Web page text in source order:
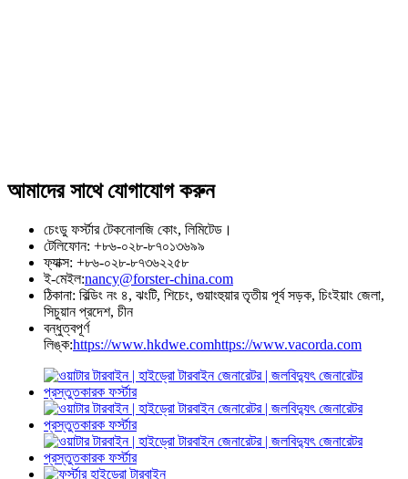
আমাদের সাথে যোগাযোগ করুন
চেংডু ফর্স্টার টেকনোলজি কোং, লিমিটেড।
টেলিফোন: +৮৬-০২৮-৮৭০১৩৬৯৯
ফ্যাক্স: +৮৬-০২৮-৮৭৩৬২২৫৮
ই-মেইল:nancy@forster-china.com
ঠিকানা: বিল্ডিং নং ৪, ঝংটি, শিচেং, গুয়াংহুয়ার তৃতীয় পূর্ব সড়ক, চিংইয়াং জেলা,
সিচুয়ান প্রদেশ, চীন
বন্ধুত্বপূর্ণ
লিঙ্ক:https://www.hkdwe.comhttps://www.vacorda.com